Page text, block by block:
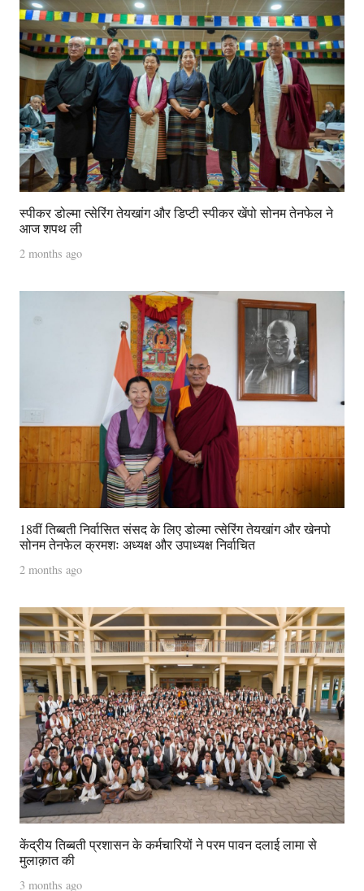
स्पीकर डोल्मा त्सेरिंग तेयखांग और डिप्टी स्पीकर खेंपो सोनम तेनफेल ने
आज शपथ ली
2 months ago
18वीं तिब्बती निर्वासित संसद के लिए डोल्मा त्सेरिंग तेयखांग और खेनपो
सोनम तेनफेल क्रमशः अध्यक्ष और उपाध्यक्ष निर्वाचित
2 months ago
केंद्रीय तिब्बती प्रशासन के कर्मचारियों ने परम पावन दलाई लामा से
मुलाक़ात की
3 months ago